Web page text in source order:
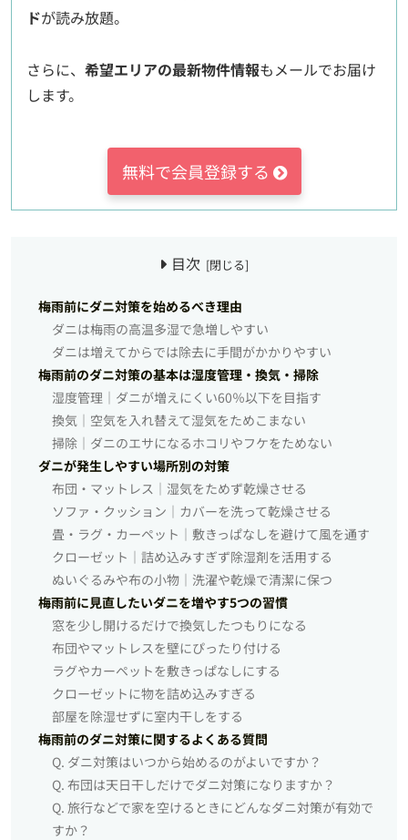
ドが読み放題。
さらに、 希望エリアの最新物件情報もメールでお届け
します。
無料で会員登録する
目次
梅雨前にダニ対策を始めるべき理由
ダニは梅雨の高温多湿で急増しやすい
ダニは増えてからでは除去に手間がかかりやすい
梅雨前のダニ対策の基本は湿度管理・換気・掃除
湿度管理｜ダニが増えにくい60％以下を目指す
換気｜空気を入れ替えて湿気をためこまない
掃除｜ダニのエサになるホコリやフケをためない
ダニが発生しやすい場所別の対策
布団・マットレス｜湿気をためず乾燥させる
ソファ・クッション｜カバーを洗って乾燥させる
畳・ラグ・カーペット｜敷きっぱなしを避けて風を通す
クローゼット｜詰め込みすぎず除湿剤を活用する
ぬいぐるみや布の小物｜洗濯や乾燥で清潔に保つ
梅雨前に見直したいダニを増やす5つの習慣
窓を少し開けるだけで換気したつもりになる
布団やマットレスを壁にぴったり付ける
ラグやカーペットを敷きっぱなしにする
クローゼットに物を詰め込みすぎる
部屋を除湿せずに室内干しをする
梅雨前のダニ対策に関するよくある質問
Q. ダニ対策はいつから始めるのがよいですか？
Q. 布団は天日干しだけでダニ対策になりますか？
Q. 旅行などで家を空けるときにどんなダニ対策が有効で
すか？